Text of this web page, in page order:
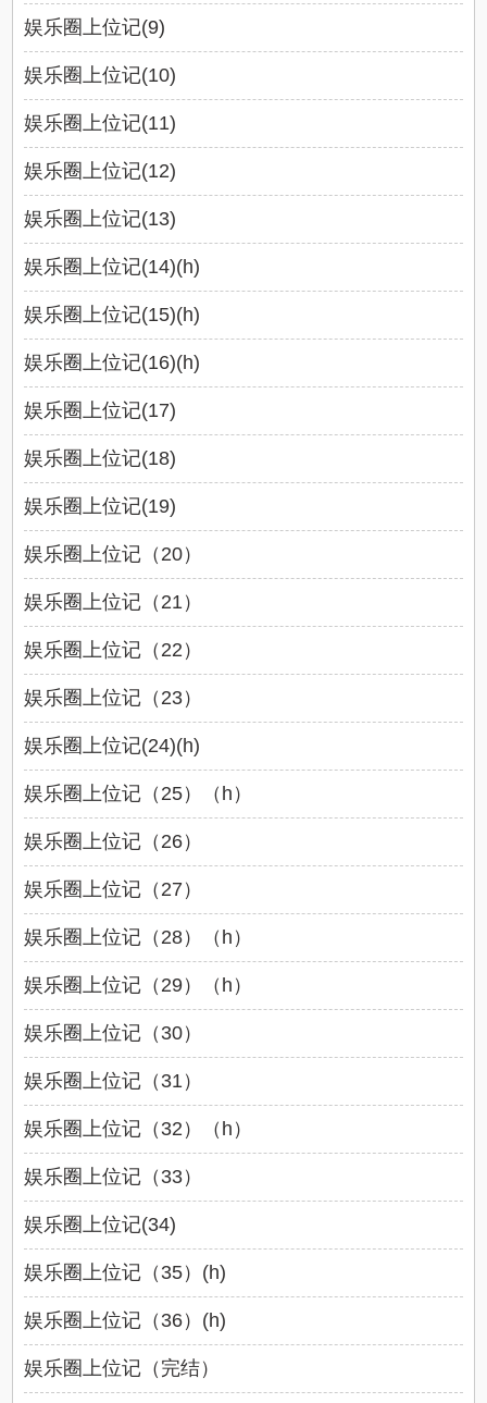
娱乐圈上位记(9)
娱乐圈上位记(10)
娱乐圈上位记(11)
娱乐圈上位记(12)
娱乐圈上位记(13)
娱乐圈上位记(14)(h)
娱乐圈上位记(15)(h)
娱乐圈上位记(16)(h)
娱乐圈上位记(17)
娱乐圈上位记(18)
娱乐圈上位记(19)
娱乐圈上位记（20）
娱乐圈上位记（21）
娱乐圈上位记（22）
娱乐圈上位记（23）
娱乐圈上位记(24)(h)
娱乐圈上位记（25）（h）
娱乐圈上位记（26）
娱乐圈上位记（27）
娱乐圈上位记（28）（h）
娱乐圈上位记（29）（h）
娱乐圈上位记（30）
娱乐圈上位记（31）
娱乐圈上位记（32）（h）
娱乐圈上位记（33）
娱乐圈上位记(34)
娱乐圈上位记（35）(h)
娱乐圈上位记（36）(h)
娱乐圈上位记（完结）